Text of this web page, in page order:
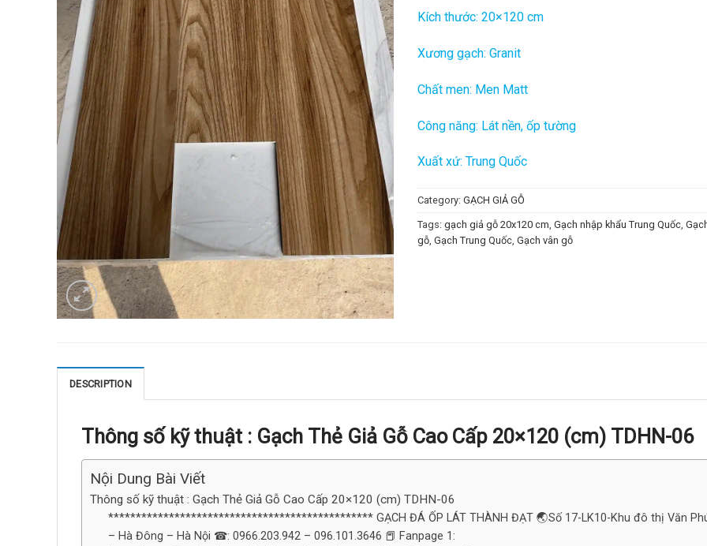
Kích thước: 20×120 cm
Xương gạch: Granit
Chất men: Men Matt
Công năng: Lát nền, ốp tường
Xuất xứ: Trung Quốc
Category: GẠCH GIẢ GỖ
Tags: gạch giả gỗ 20x120 cm, Gạch nhập khẩu Trung Quốc,
gỗ, Gạch Trung Quốc, Gạch vân gỗ
DESCRIPTION
Thông số kỹ thuật : Gạch Thẻ Giả Gỗ Cao Cấp 20×120 (cm) TDHN-06
Nội Dung Bài Viết
Thông số kỹ thuật : Gạch Thẻ Giả Gỗ Cao Cấp 20×120 (cm) TDHN-06
************************************************ GẠCH ĐÁ ỐP LÁT THÀNH ĐẠT 🌏Số 17-LK10-Khu đô thị Văn
– Hà Đông – Hà Nội ☎: 0966.203.942 – 096.101.3646 📕 Fanpage 1: